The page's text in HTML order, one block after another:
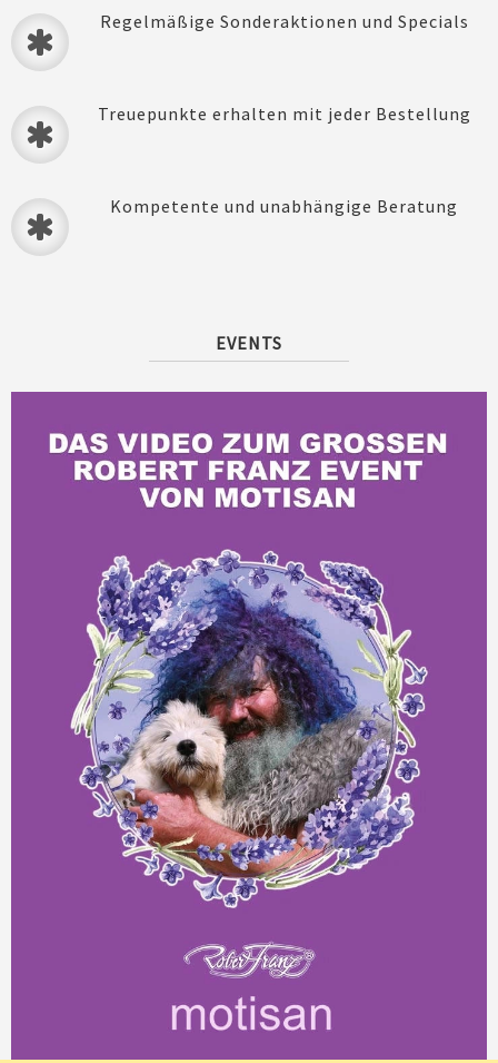
Regelmäßige Sonderaktionen und Specials
Treuepunkte erhalten mit jeder Bestellung
Kompetente und unabhängige Beratung
EVENTS